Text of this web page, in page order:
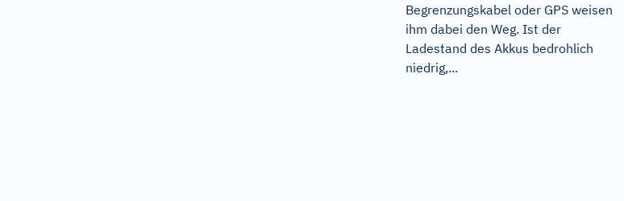
Begrenzungskabel oder GPS weisen
ihm dabei den Weg. Ist der
Ladestand des Akkus bedrohlich
niedrig,...